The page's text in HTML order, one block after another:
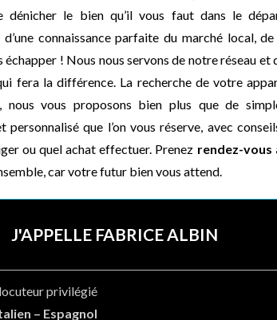
dénicher le bien qu’il vous faut dans le
connaissance parfaite du marché local,
échapper ! Nous nous servons de notre réseau
fera la différence. La recherche de votre
nous vous proposons bien plus que de
que l’on vous réserve, avec
ou quel achat effectuer. Prenez rendez-vous
car votre futur bien vous attend.
J'APPELLE FABRICE ALBIN
privilégié
– Espagnol